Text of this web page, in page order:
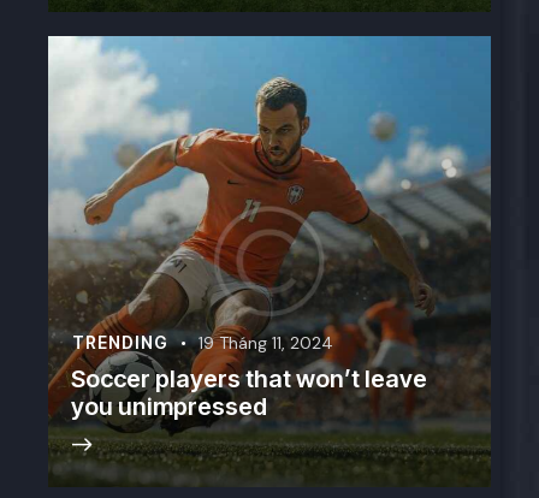
TRENDING 19 Tháng 11, 2024
Soccer players that won’t leave
you unimpressed